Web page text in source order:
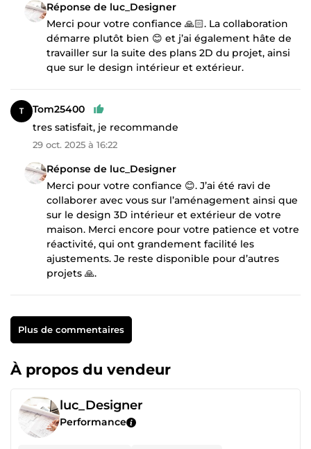
Réponse de luc_Designer
Merci pour votre confiance 🙏🏻. La collaboration
démarre plutôt bien 😊 et j’ai également hâte de
travailler sur la suite des plans 2D du projet, ainsi
que sur le design intérieur et extérieur.
Tom25400
tres satisfait, je recommande
29 oct. 2025 à 16:22
Réponse de luc_Designer
Merci pour votre confiance 😊. J’ai été ravi de
collaborer avec vous sur l’aménagement ainsi que
sur le design 3D intérieur et extérieur de votre
maison. Merci encore pour votre patience et votre
réactivité, qui ont grandement facilité les
ajustements. Je reste disponible pour d’autres
projets 🙏.
Plus de commentaires
À propos du vendeur
luc_Designer
Performance